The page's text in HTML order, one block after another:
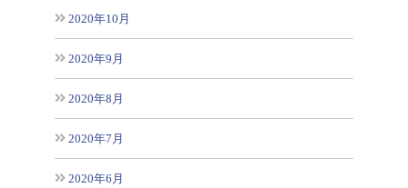
2020年10月
2020年9月
2020年8月
2020年7月
2020年6月